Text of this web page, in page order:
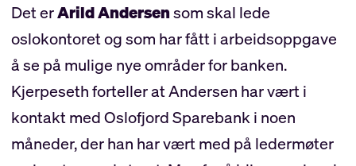
Det erArild Andersensom skal lede
oslokontoret og som har fått i arbeidsoppgave
å se på mulige nye områder for banken.
Kjerpeseth forteller at Andersen har vært i
kontakt med Oslofjord Sparebank i noen
måneder, der han har vært med på ledermøter